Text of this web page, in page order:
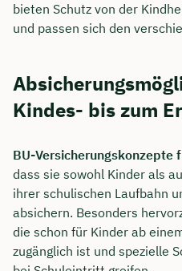
bieten Schutz von der
und passen sich den
Kindes- bis zum
BU-Versicherungskonzepte
dass sie sowohl Kinder als
ihrer schulischen Laufbahn
absichern. Besonders
die schon für Kinder ab
zugänglich ist und spezielle